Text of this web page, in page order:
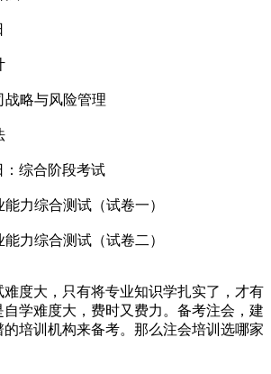
略与风险管理
综合阶段考试
力综合测试（试卷一）
力综合测试（试卷二）
大，只有将专业知识学扎实了，才有
学难度大，费时又费力。备考注会，建
培训机构来备考。那么注会培训选哪家